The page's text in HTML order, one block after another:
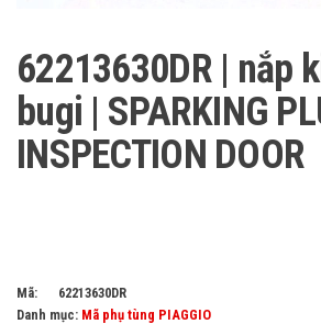
62213630DR | nắp
bugi | SPARKING
INSPECTION DOOR
Mã:
62213630DR
Danh mục: Mã phụ tùng PIAGGIO